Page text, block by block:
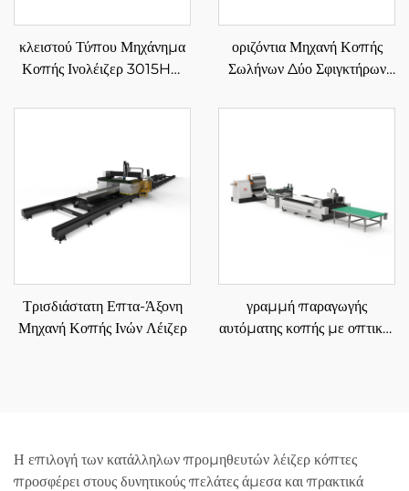
κλειστού Τύπου Μηχάνημα
Κοπής Ινολέιζερ 3015HU
Εκφόρτωση Αποθήκης
οριζόντια Μηχανή Κοπής
Σωλήνων Δύο Σφιγκτήρων
Τροφοδοσία
Τρισδιάστατη Επτα-Άξονη
Μηχανή Κοπής Ινών Λέιζερ
γραμμή παραγωγής
αυτόματης κοπής με οπτικές
Η επιλογή των κατάλληλων προμηθευτών λέιζερ κόπτες
προσφέρει στους δυνητικούς πελάτες άμεσα και πρακτικά